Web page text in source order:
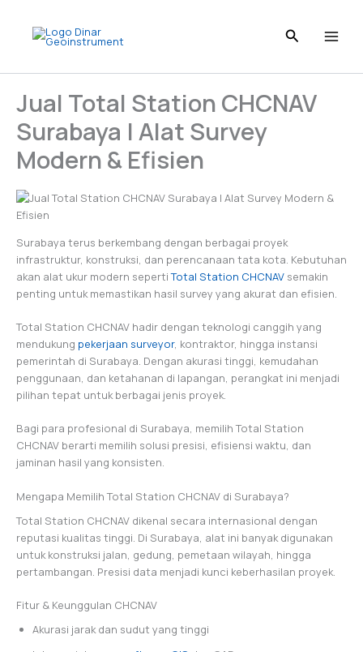
content
Jual Total Station CHCNAV
Surabaya | Alat Survey
Modern & Efisien
Surabaya terus berkembang dengan berbagai proyek
infrastruktur, konstruksi, dan perencanaan tata kota. Kebutuhan
akan alat ukur modern sepertiTotal Station CHCNAV semakin
penting untuk memastikan hasil survey yang akurat dan efisien.
Total Station CHCNAV hadir dengan teknologi canggih yang
mendukung pekerjaan surveyor, kontraktor, hingga instansi
pemerintah di Surabaya. Dengan akurasi tinggi, kemudahan
penggunaan, dan ketahanan di lapangan, perangkat ini menjadi
pilihan tepat untuk berbagai jenis proyek.
Bagi para profesional di Surabaya, memilih Total Station
CHCNAV berarti memilih solusi presisi, efisiensi waktu, dan
jaminan hasil yang konsisten.
Mengapa Memilih Total Station CHCNAV di Surabaya?
Total Station CHCNAV dikenal secara internasional dengan
reputasi kualitas tinggi. Di Surabaya, alat ini banyak digunakan
untuk konstruksi jalan, gedung, pemetaan wilayah, hingga
pertambangan. Presisi data menjadi kunci keberhasilan proyek.
Fitur & Keunggulan CHCNAV
Akurasi jarak dan sudut yang tinggi